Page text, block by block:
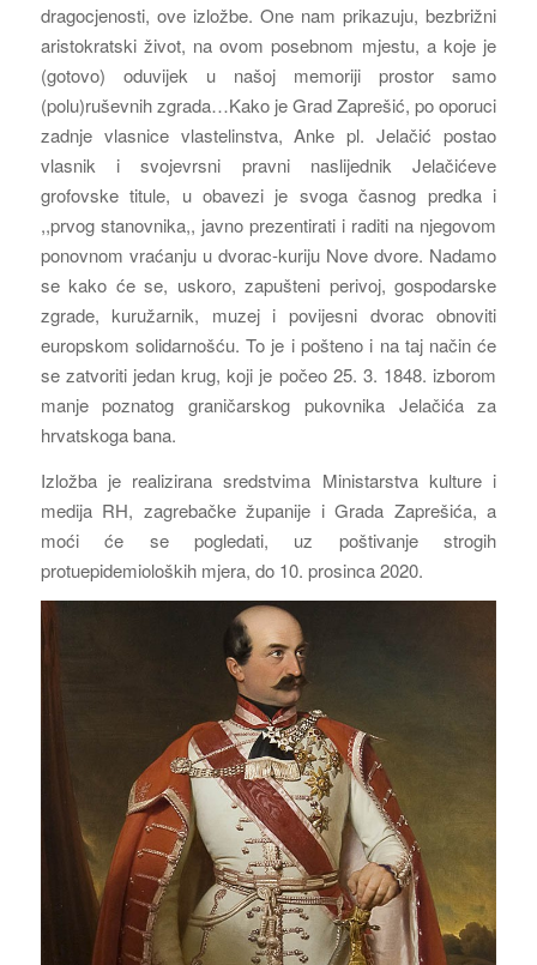
dragocjenosti, ove izložbe. One nam prikazuju, bezbrižni
aristokratski život, na ovom posebnom mjestu, a koje je
(gotovo) oduvijek u našoj memoriji prostor samo
(polu)ruševnih zgrada…Kako je Grad Zaprešić, po oporuci
zadnje vlasnice vlastelinstva, Anke pl. Jelačić postao
vlasnik i svojevrsni pravni naslijednik Jelačićeve
grofovske titule, u obavezi je svoga časnog predka i
,,prvog stanovnika,, javno prezentirati i raditi na njegovom
ponovnom vraćanju u dvorac-kuriju Nove dvore. Nadamo
se kako će se, uskoro, zapušteni perivoj, gospodarske
zgrade, kuružarnik, muzej i povijesni dvorac obnoviti
europskom solidarnošću. To je i pošteno i na taj način će
se zatvoriti jedan krug, koji je počeo 25. 3. 1848. izborom
manje poznatog graničarskog pukovnika Jelačića za
hrvatskoga bana.
Izložba je realizirana sredstvima Ministarstva kulture i
medija RH, zagrebačke županije i Grada Zaprešića, a
moći će se pogledati, uz poštivanje strogih
protuepidemioloških mjera, do 10. prosinca 2020.